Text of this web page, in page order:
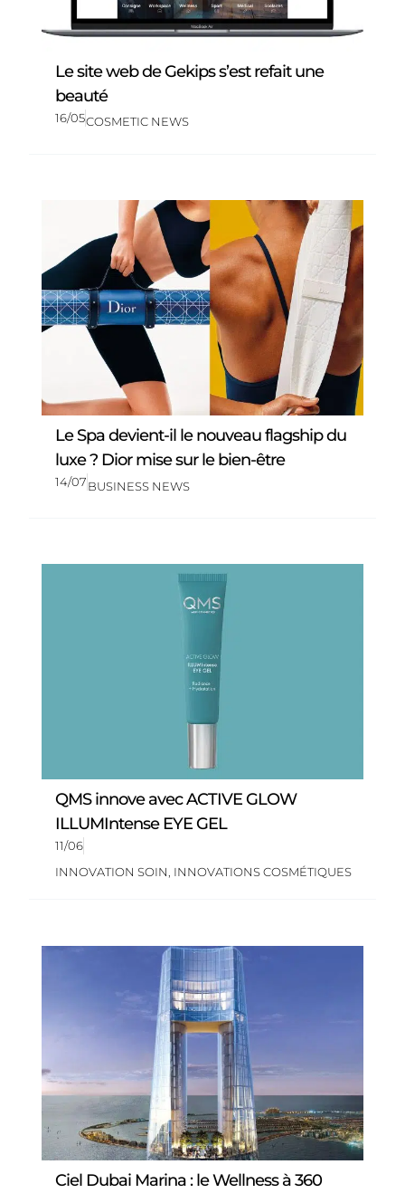
Le site web de Gekips s’est refait une
beauté
16/05COSMETIC NEWS
Le Spa devient-il le nouveau flagship du
luxe ? Dior mise sur le bien-être
14/07BUSINESS NEWS
QMS innove avec ACTIVE GLOW
ILLUMIntense EYE GEL
11/06
INNOVATION SOIN INNOVATIONS COSMÉTIQUES
Ciel Dubai Marina : le Wellness à 360